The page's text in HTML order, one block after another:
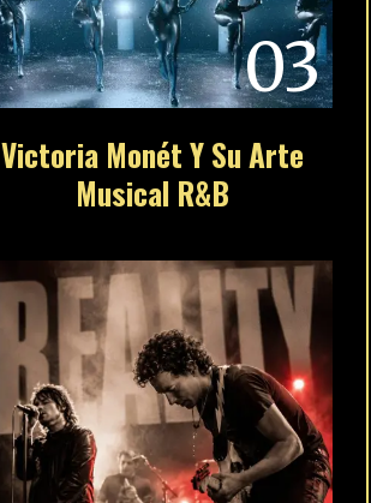
03
Victoria Monét Y Su Arte
Musical R&B